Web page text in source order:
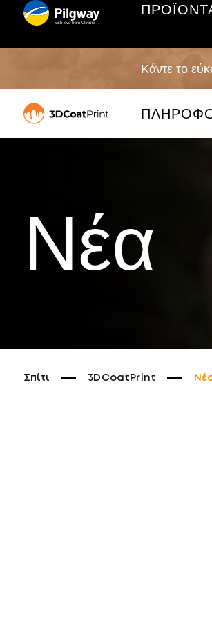
with love from Ukraine
Κάντε το
Νέα
Σπίτι 3DCoatPrint